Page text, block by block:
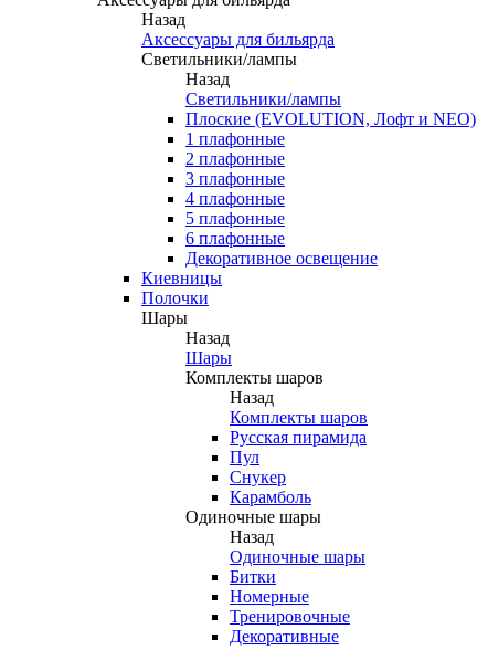
Назад
Аксессуары для бильярда
Светильники/лампы
Назад
Светильники/лампы
Плоские (EVOLUTION, Лофт и NEO)
1 плафонные
2 плафонные
3 плафонные
4 плафонные
5 плафонные
6 плафонные
Декоративное освещение
Киевницы
Полочки
Шары
Назад
Шары
Комплекты шаров
Назад
Комплекты шаров
Русская пирамида
Пул
Снукер
Карамболь
Одиночные шары
Назад
Одиночные шары
Битки
Номерные
Тренировочные
Декоративные